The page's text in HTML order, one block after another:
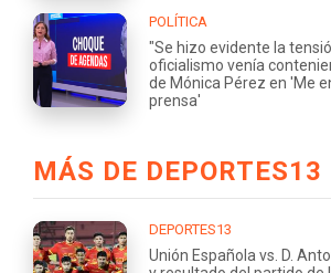
POLÍTICA
"Se hizo evidente la
oficialismo venía
de Mónica Pérez en 'Me
prensa'
MÁS DE DEPORTES13
DEPORTES13
Unión Española vs. D.